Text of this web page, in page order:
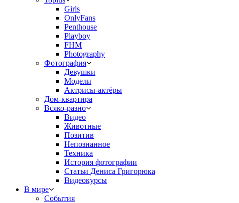
Girls
OnlyFans
Penthouse
Playboy
FHM
Photography
Фотография
Девушки
Модели
Актрисы-актёры
Дом-квартира
Всяко-разно
Видео
Животные
Позитив
Непознанное
Техника
История фотографии
Статьи Дениса Григорюка
Видеокурсы
В мире
События